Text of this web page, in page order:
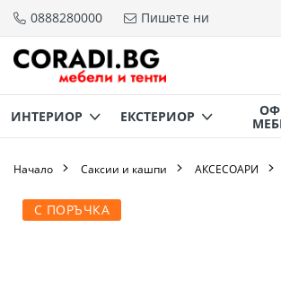
Прескачане
съдържанието
0888280000 Пишете ни
ИНТЕРИОР ЕКСТЕРИОР
Начало Саксии и кашпи AКСЕСОАРИ
С ПОРЪЧКА
Преминете
към